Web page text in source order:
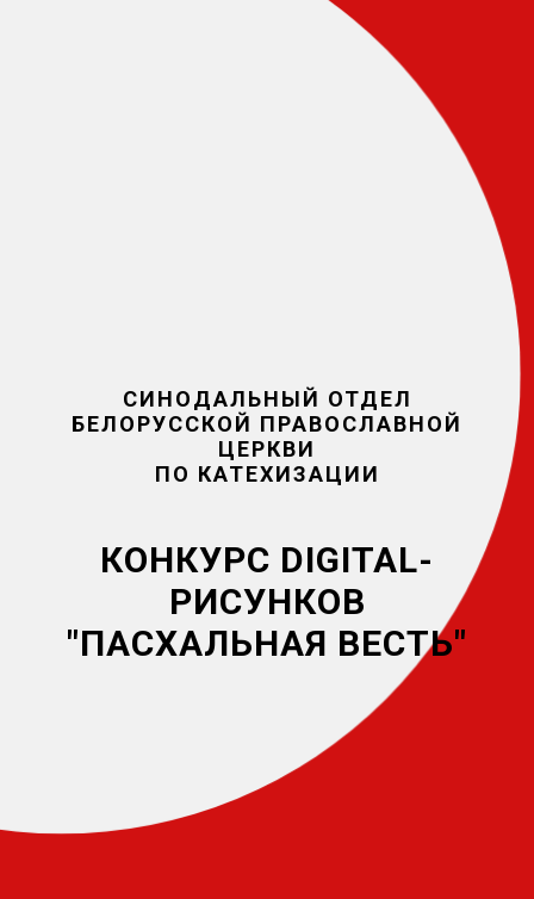
СИНОДАЛЬНЫЙ ОТДЕЛ
БЕЛОРУССКОЙ ПРАВОСЛАВНОЙ
ЦЕРКВИ
ПО КАТЕХИЗАЦИИ
КОНКУРС DIGITAL-
РИСУНКОВ
"ПАСХАЛЬНАЯ ВЕСТЬ"